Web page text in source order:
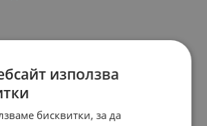
използва
бисквитки, за да